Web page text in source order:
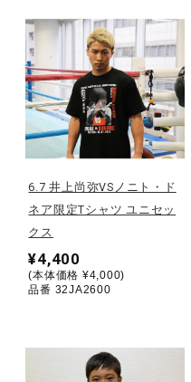
ソフトボール
柔道
ウィンタースポー
ワーキング
ウォーキングシ
ライフスタイル
6.7 井上尚弥VSノニト・ド
ネア限定Tシャツ ユニセッ
クス
¥4,400
(本体価格 ¥4,000)
品番 32JA2600